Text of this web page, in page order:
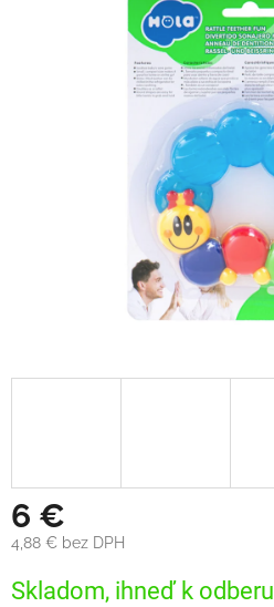
6 €
4,88 € bez DPH
cena:
Skladom, ihneď k odberu